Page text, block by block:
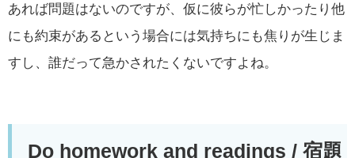
あれば問題はないのですが、仮に彼らが忙しかったり他
にも約束があるという場合には気持ちにも焦りが生じま
すし、誰だって急かされたくないですよね。
Do homework and readings / 宿題